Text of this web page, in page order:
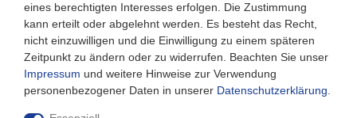
eines berechtigten Interesses erfolgen. Die Zustimmung
kann erteilt oder abgelehnt werden. Es besteht das Recht,
nicht einzuwilligen und die Einwilligung zu einem späteren
Zeitpunkt zu ändern oder zu widerrufen. Beachten Sie unser
Impressum und weitere Hinweise zur Verwendung
personenbezogener Daten in unserer Daten­schutz­erklärung